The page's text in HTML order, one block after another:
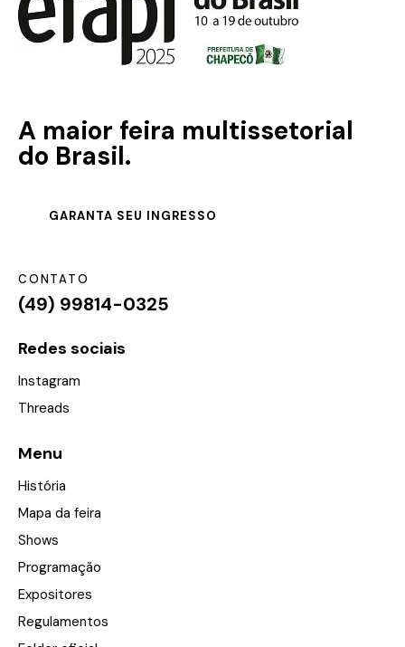
A maior feira multissetorial
do Brasil.
GARANTA SEU INGRESSO
CONTATO
(49) 99814-0325
Redes sociais
Instagram
Threads
Menu
História
Mapa da feira
Shows
Programação
Expositores
Regulamentos